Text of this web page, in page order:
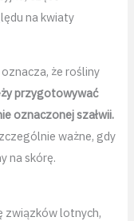
na kwiaty
że rośliny
przygotowywać
oznaczonej szałwii.
ważne, gdy
na skórę.
związków lotnych,